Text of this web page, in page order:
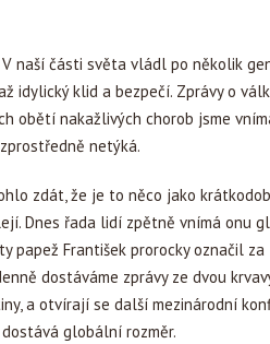
naší části světa vládl po několik
idylický klid a bezpečí. Zprávy o
obětí nakažlivých chorob jsme
netýká.
zdát, že je to něco jako
Dnes řada lidí zpětně vnímá onu
papež František prorocky označil za
dostáváme zprávy ze dvou
a otvírají se další mezinárodní
globální rozměr.